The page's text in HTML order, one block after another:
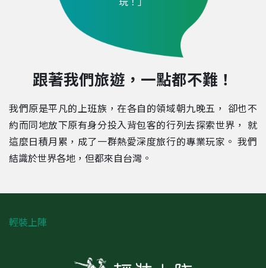
跟著我們旅遊，一點都不難！
我們原是平凡的上班族，在各自的領域朝九晚五， 卻也不
約而同地放下原有身分投入背包客的行列去探索世界， 就
這麼日積月累，成了一群熱愛深度旅行的專業玩家。 我們
結識於世界各地，但都來自台灣。
輕裝上陣